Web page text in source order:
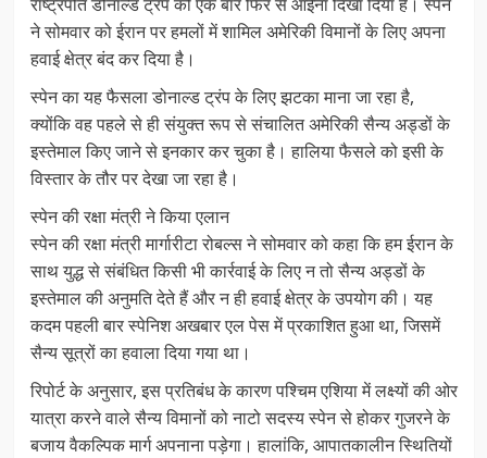
ने सोमवार को ईरान पर हमलों में शामिल अमेरिकी विमानों के लिए अपना
हवाई क्षेत्र बंद कर दिया है।
स्पेन का यह फैसला डोनाल्ड ट्रंप के लिए झटका माना जा रहा है,
क्योंकि वह पहले से ही संयुक्त रूप से संचालित अमेरिकी सैन्य अड्डों के
इस्तेमाल किए जाने से इनकार कर चुका है। हालिया फैसले को इसी के
विस्तार के तौर पर देखा जा रहा है।
स्पेन की रक्षा मंत्री ने किया एलान
स्पेन की रक्षा मंत्री मार्गारीटा रोबल्स ने सोमवार को कहा कि हम ईरान के
साथ युद्ध से संबंधित किसी भी कार्रवाई के लिए न तो सैन्य अड्डों के
इस्तेमाल की अनुमति देते हैं और न ही हवाई क्षेत्र के उपयोग की। यह
कदम पहली बार स्पेनिश अखबार एल पेस में प्रकाशित हुआ था, जिसमें
सैन्य सूत्रों का हवाला दिया गया था।
रिपोर्ट के अनुसार, इस प्रतिबंध के कारण पश्चिम एशिया में लक्ष्यों की ओर
यात्रा करने वाले सैन्य विमानों को नाटो सदस्य स्पेन से होकर गुजरने के
बजाय वैकल्पिक मार्ग अपनाना पड़ेगा। हालांकि, आपातकालीन स्थितियों